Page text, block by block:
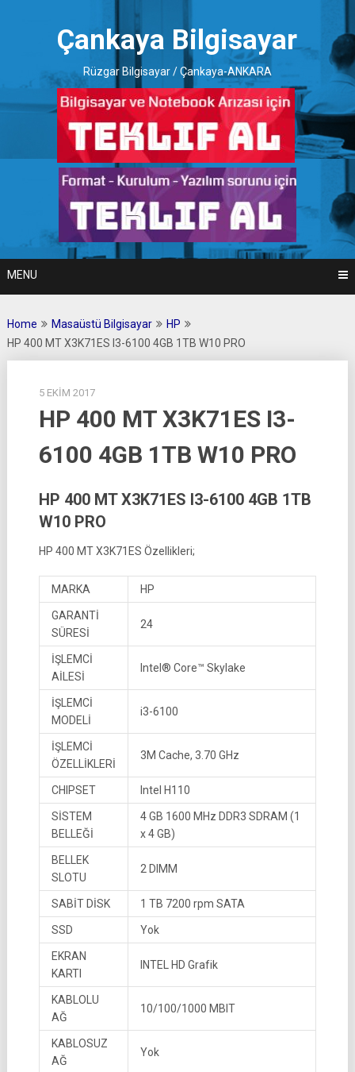
Çankaya Bilgisayar
Rüzgar Bilgisayar / Çankaya-ANKARA
MENU
Home Masaüstü Bilgisayar
HP
HP 400 MT X3K71ES I3-6100 4GB 1TB W10 PRO
5 EKIM 2017
HP 400 MT X3K71ES I3-
6100 4GB 1TB W10 PRO
HP 400 MT X3K71ES I3-6100 4GB 1TB
W10 PRO
HP 400 MT X3K71ES Özellikleri;
MARKA HP
GARANTİ
SÜRESİ
24
İŞLEMCİ
AİLESİ
Intel® Core™ Skylake
İŞLEMCİ
MODELİ
i3-6100
İŞLEMCİ
ÖZELLİKLERİ
3M Cache, 3.70 GHz
CHIPSET Intel H110
SİSTEM
BELLEĞİ
4 GB 1600 MHz DDR3 SDRAM (1
x 4 GB)
BELLEK
SLOTU
2 DIMM
SABİT DİSK 1 TB 7200 rpm SATA
SSD Yok
EKRAN
KARTI
INTEL HD Grafik
KABLOLU
AĞ
10/100/1000 MBIT
KABLOSUZ
AĞ
Yok